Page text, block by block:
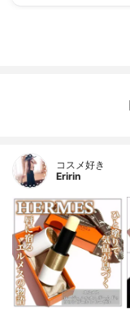
コスメ好き
Eririn